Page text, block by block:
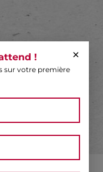
×
!
sur votre première